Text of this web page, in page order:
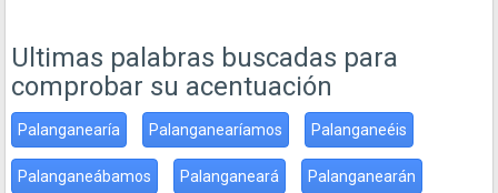
Ultimas palabras buscadas para
comprobar su acentuación
Palanganearía Palanganearíamos Palanganeéis
Palanganeábamos Palanganeará Palanganearán